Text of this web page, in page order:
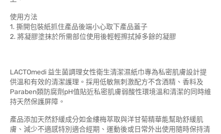
使用方法
1. 撕開包裝紙抓住產品後端小心取下產品蓋子
2. 將凝膠塗抹於所需部位使用後輕輕擦拭掉多餘的凝膠
LACTOmedi 益生菌調理女性衛生清潔濕紙巾專為私密肌膚設計提
供溫和有效的清潔護理。採用低敏無刺激配方不含酒精、香料及
Paraben類防腐劑pH值貼近私密肌膚弱酸性環境溫和清潔的同時維
持天然保護屏障。
產品添加天然舒緩成分如金縷梅萃取與洋甘菊精華能幫助舒緩肌
膚、減少不適感特別適合經期、運動後或日常外出使用隨時保持清